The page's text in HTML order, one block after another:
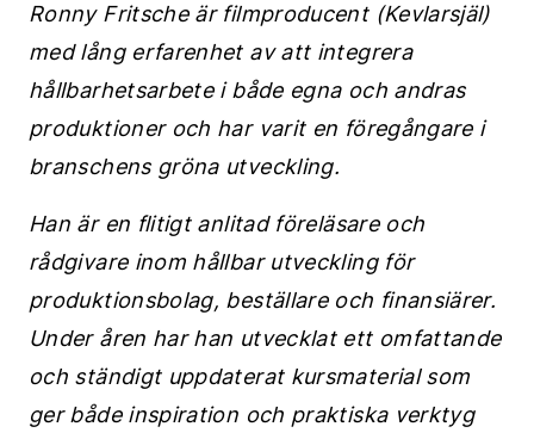
Ronny Fritsche är filmproducent (Kevlarsjäl)
med lång erfarenhet av att integrera
hållbarhetsarbete i både egna och andras
produktioner och har varit en föregångare i
branschens gröna utveckling.
Han är en flitigt anlitad föreläsare och
rådgivare inom hållbar utveckling för
produktionsbolag, beställare och finansiärer.
Under åren har han utvecklat ett omfattande
och ständigt uppdaterat kursmaterial som
ger både inspiration och praktiska verktyg